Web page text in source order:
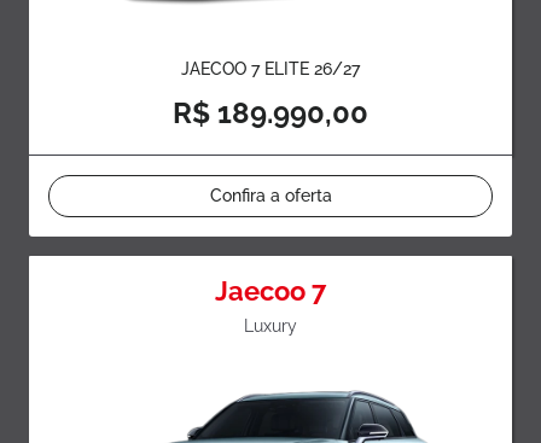
JAECOO 7 ELITE 26/27
R$ 189.990,00
Confira a oferta
Jaecoo 7
Luxury